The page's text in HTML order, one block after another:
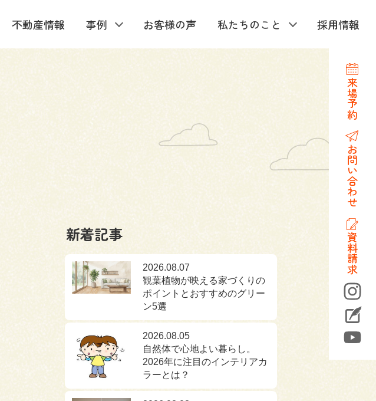
不動産情報 事例 お客様の声 私たちのこと 採用情報
来場予約
お問い合わせ
資料請求
新着記事
2026.08.07
観葉植物が映える家づくりの
ポイントとおすすめのグリー
ン5選
2026.08.05
自然体で心地よい暮らし。
2026年に注目のインテリアカ
ラーとは？